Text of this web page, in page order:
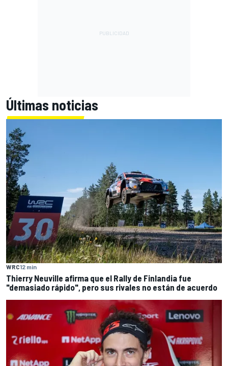
Últimas noticias
WRC12 min
Thierry Neuville afirma que el Rally de Finlandia fue
"demasiado rápido", pero sus rivales no están de acuerdo